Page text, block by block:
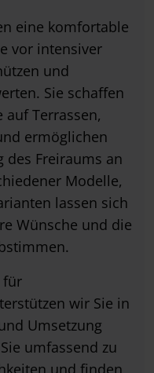
eine komfortable
vor intensiver
und
Sie schaffen
auf Terrassen,
ermöglichen
des Freiraums an
Modelle,
lassen sich
Wünsche und die
für
wir Sie in
Umsetzung
umfassend zu